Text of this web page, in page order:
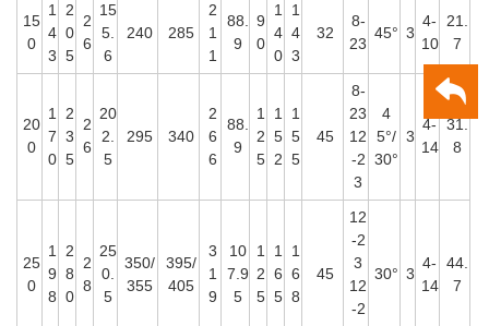
15
0
1
4
3
2
0
5
2
6
15
5.
6
240 285
2
1
1
88.
9
9
0
1
4
0
1
4
3
32
8-
23
45° 3
4-
10
21.
7
20
0
1
7
0
2
3
5
2
6
20
2.
5
295 340
2
6
6
88.
9
1
2
5
1
5
2
1
5
5
45
8-
23
12
-2
3
4
5°/
30°
3
4-
14
31.
8
25
0
1
9
8
2
8
0
2
8
25
0.
5
350/
355
395/
405
3
1
9
10
7.9
5
1
2
5
1
6
5
1
6
8
45
12
-2
3
12
-2
30° 3
4-
14
44.
7